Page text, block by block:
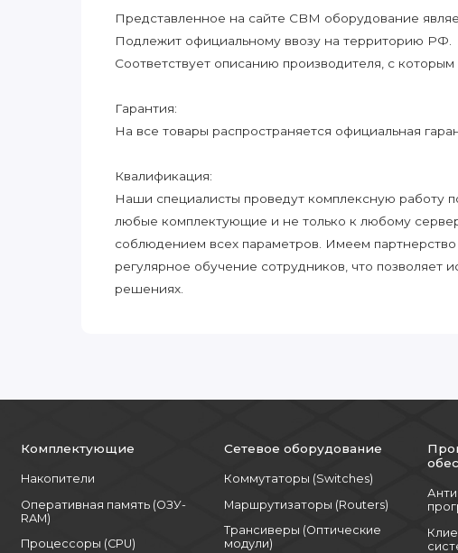
Представленное на сайте CBM оборудование
Подлежит официальному ввозу на территорию РФ.
Соответствует описанию производителя, с
Гарантия:
На все товары распространяется официальная
Квалификация:
Наши специалисты проведут комплексную работу
любые комплектующие и не только к любому
соблюдением всех параметров. Имеем
регулярное обучение сотрудников, что
решениях.
Комплектующие
Накопители
Оперативная память (ОЗУ-
RAM)
Процессоры (CPU)
Сетевое оборудование
Коммутаторы (Switches)
Маршрутизаторы (Routers)
Трансиверы (Оптические
модули)